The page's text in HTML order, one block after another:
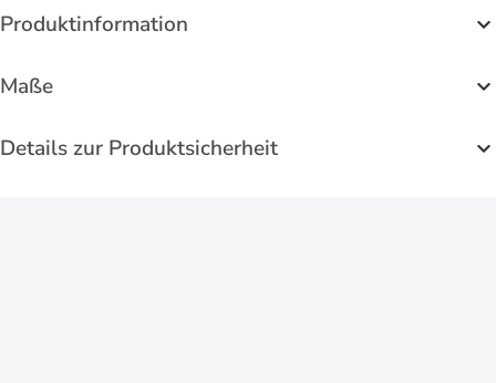
Produktinformation
Maße
Details zur Produktsicherheit